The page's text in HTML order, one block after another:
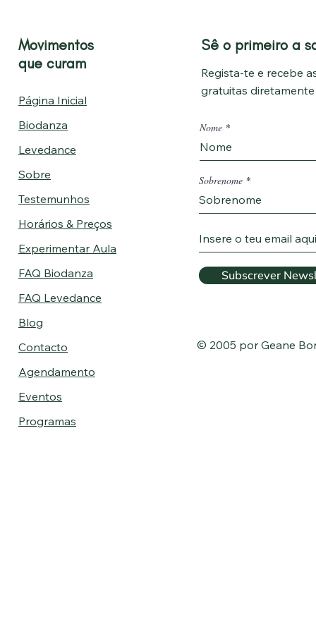
Movimentos
que curam
Página Inicial
Biodanza
Levedance
Sobre
Testemunhos
Horários & Preços
Experimentar Aula
FAQ Biodanza
FAQ Levedance
Blog
Contacto
Agendamento
Eventos
Programas
Sê o primeiro a
Regista-te e recebe
gratuitas
Nome
Sobrenome
Subscrever
© 2005 por Geane